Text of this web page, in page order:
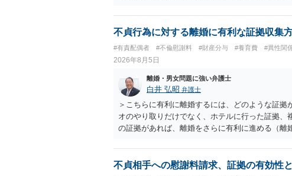
不貞行為に対する離婚に有利な証拠収集
#有責配偶者 #不倫慰謝料 #財産分与 #養育費 #異性関
2026年8月5日
離婚・男女問題に強い弁護士
白井 弘昭 弁護士
＞こちらに有利に離婚するには、どのような証
オのやり取りだけでなく、ホテルに行った証拠
の証拠があれば、離婚をさらに有利に進める（
がありますので、ご注意ください。 以上、ご参考
不貞相手への慰謝料請求、証拠の有効性